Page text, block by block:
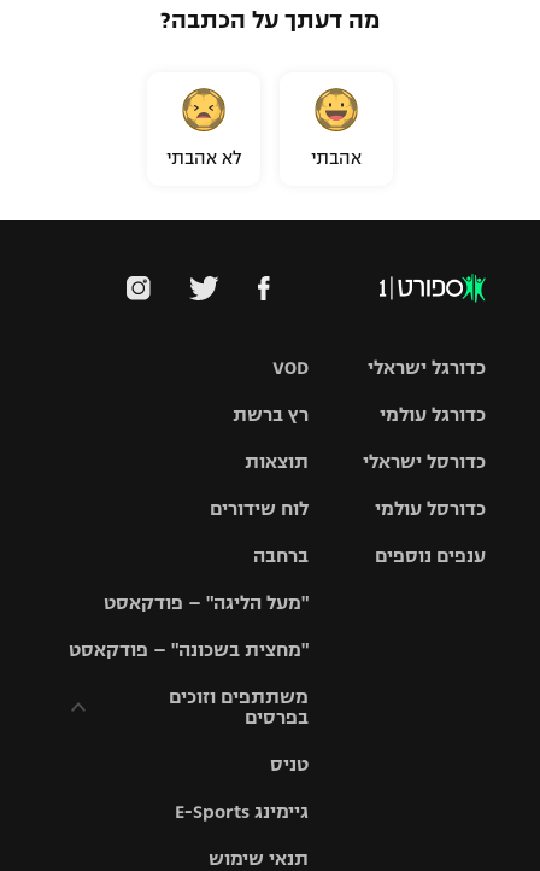
מה דעתך על הכתבה?
אהבתי לא אהבתי
VOD
רץ ברשת
תוצאות
לוח שידורים
ברחבה
"מעל הליגה" – פודקאסט
"מחצית בשכונה" – פודקאסט
משתתפים וזוכים
בפרסים
וזוכים בפרסים
תקנון עבור פעילות
טניס
גיימינג E-Sports
תנאי שימוש
כדורגל ישראלי
גביע הטוטו
כדורגל עולמי
האלופות
ליגה
כדורסל ישראלי
סל
כדורסל עולמי
ענפים נוספים